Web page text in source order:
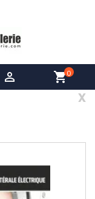
 shopping_cart0
x